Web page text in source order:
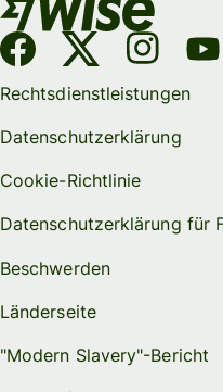
Rechtsdienstleistungen
Datenschutzerklärung
Cookie-Richtlinie
Datenschutzerklärung für
Beschwerden
Länderseite
"Modern Slavery"-Bericht